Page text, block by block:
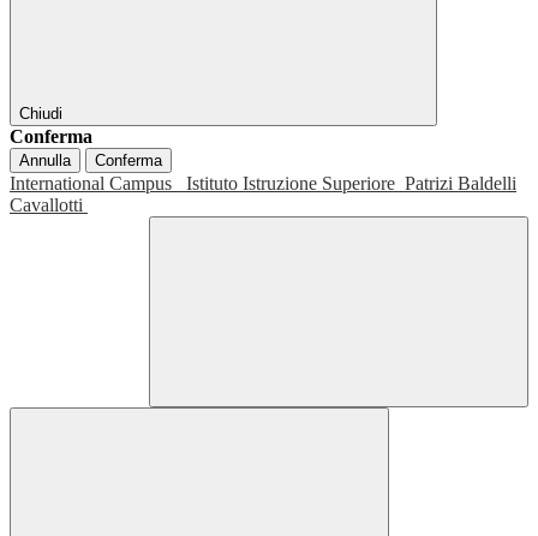
Chiudi
Conferma
Annulla Conferma
International Campus Istituto Istruzione Superiore Patrizi Baldelli
Cavallotti